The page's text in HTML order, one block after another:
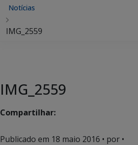
Notícias
IMG_2559
IMG_2559
Compartilhar:
Publicado em 18 maio 2016 • por •